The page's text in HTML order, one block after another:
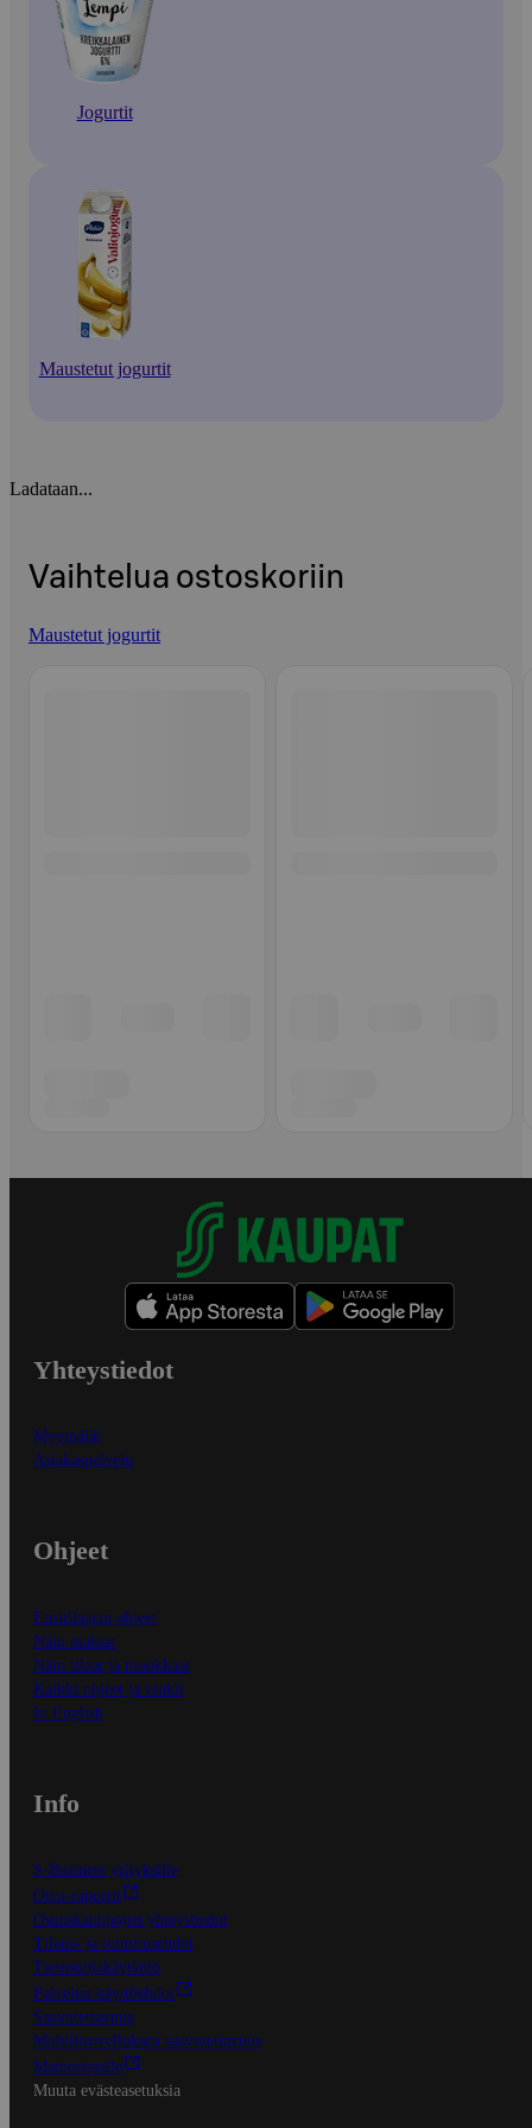
Jogurtit
Maustetut jogurtit
Ladataan...
Vaihtelua ostoskoriin
Maustetut jogurtit
Yhteystiedot
Myymälät
Asiakaspalvelu
Ohjeet
Ensitilaajan ohjeet
Näin maksat
Näin tilaat ja muokkaat
Kaikki ohjeet ja vinkit
In English
Info
S-Business yrityksille
Oiva-raportit
Osuuskauppojen yhteystiedot
Tilaus- ja toimitusehdot
Tietosuojakäytäntö
Palvelun käyttöehdot
Saavutettavuus
Mobiilisovelluksen saavutettavuus
Mainostajalle
Muuta evästeasetuksia